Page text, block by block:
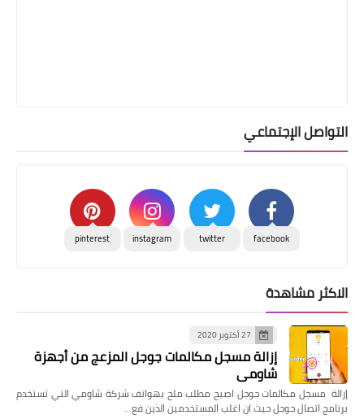
التواصل الإجتماعي
facebook
twitter
instagram
pinterest
الاكثر مشاهدة
27 أكتوبر 2020
إزالة مسجل مكالمات جوجل المزعج من أجهزة
شاومي
إزالة مسجل مكالمات جوجل اصبح مطلب ملح بهواتف شركة شاومي التي تستخدم
برنامج اتصال جوجل حيث ان اغلب المستخدمين الذين فع…